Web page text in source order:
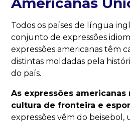
Todos os países de língua
conjunto de expressões
expressões americanas têm
distintas moldadas pela
do país.
As expressões
cultura de fronteira e
expressões vêm do beisebol,